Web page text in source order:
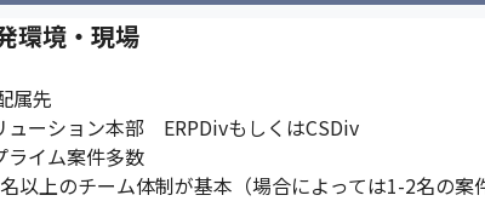
環境・現場
属先
ューション本部　ERPDivもしくはCSDiv
ライム案件多数
名以上のチーム体制が基本（場合によっては1-2名の案